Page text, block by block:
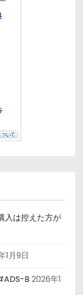
入は控えた方が
1月9日
B 2026年1